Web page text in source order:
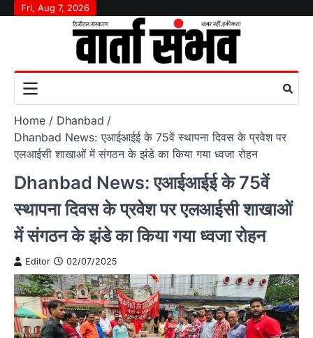
SkipFri, Aug 7, 2026
Home
Dhanbad
Dhanbad News: एआईआईई के 75वें स्थापना दिवस के प्रवेश पर
एलआईसी शाखाओं में संगठन के झंडे का किया गया ध्वजा रोहन
Dhanbad News: एआईआईई के 75वें
स्थापना दिवस के प्रवेश पर एलआईसी शाखाओं
में संगठन के झंडे का किया गया ध्वजा रोहन
Editor 02/07/2025